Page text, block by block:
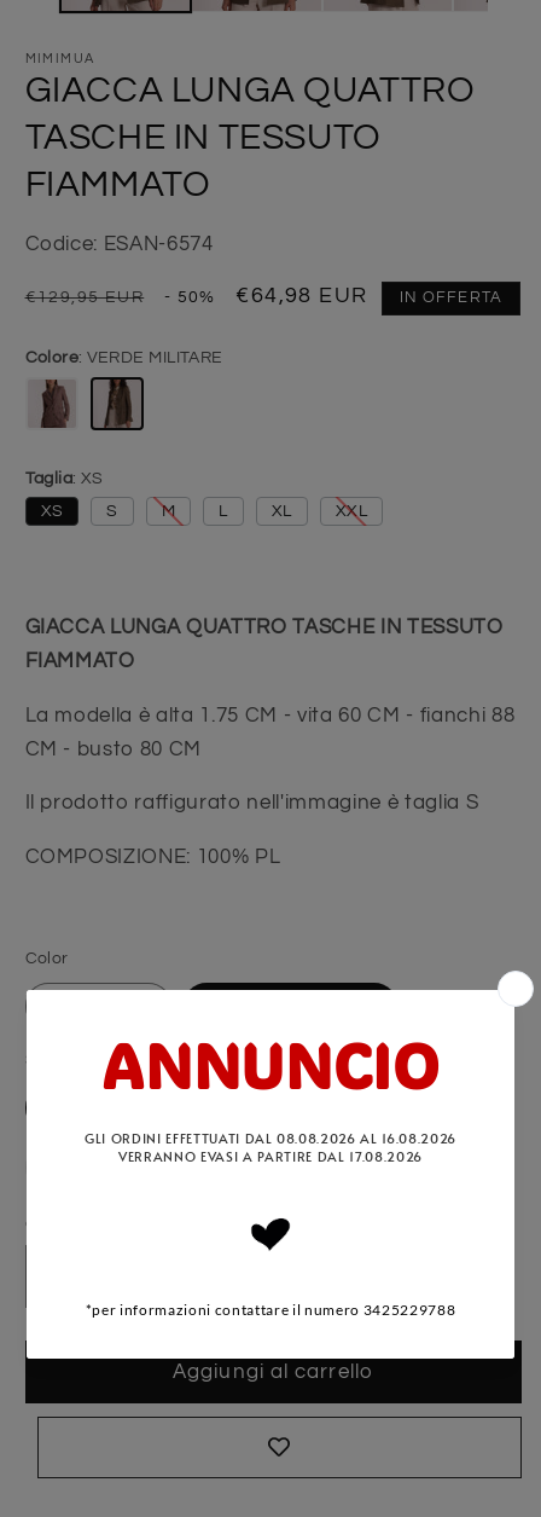
MIMIMUA
GIACCA LUNGA QUATTRO
TASCHE IN TESSUTO
FIAMMATO
Codice: ESAN-6574
Prezzo di listino
€129,95 EUR - 50% Prezzo scontato
€64,98 EUR IN OFFERTA
Colore VERDE MILITARE
Taglia XS
XS S M L XL XXL
GIACCA LUNGA QUATTRO TASCHE IN TESSUTO
FIAMMATO
La modella è alta 1.75 CM - vita 60 CM - fianchi 88
CM - busto 80 CM
Il prodotto raffigurato nell'immagine è taglia S
COMPOSIZIONE: 100% PL
Color
Size
Variante esaurita o non disponibile
Quantità
Aggiungi al carrello